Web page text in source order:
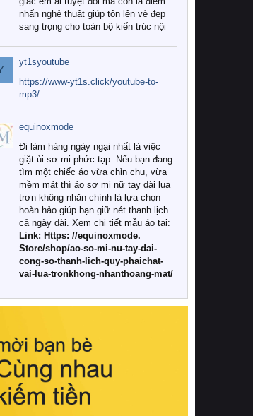
nhấn nghệ thuật giúp tôn lên vẻ đẹp
sang trọng cho toàn bộ kiến trúc nội
Tuy nhiên, giữa thị trường đa dạng
với vô vàn thương hiệu và mẫu mã
như hiện nay, làm thế nào để chọn
được những bộ chăn ga gối đệm cao
cấp thực sự chất lượng, phù hợp với
khí hậu và nhu cầu sử dụng của gia
đình? Hãy cùng chúng tôi đi tìm lời
giải đáp chi tiết qua bài viết dưới đây.
1. Tại sao các gia đình hiện đại lại ưa
chuộng chăn ga gối đệm cao cấp?
Khác với các dòng sản phẩm thông
thường, những bộ chăn ga gối đệm
cao cấp trải qua quy trình sản xuất
nghiêm ngặt từ khâu chọn lọc nguyên
liệu tự nhiên đến công nghệ dệt
nhuộm hiện đại không chứa hóa chất
này, bạn sẽ cảm nhận rõ rệt sự khác
hồi chuẩn xác của phần đệm nâng đỡ
cột sống.
Bên cạnh đó, việc lựa chọn các dòng
sản phẩm đạt chuẩn chất lượng quốc
tế còn giúp ngăn ngừa tình trạng kích
yt1syoutube
https://www-yt1s.click/youtube-to-
mp3/
equinoxmode
Đi làm hàng ngày ngại nhất là việc
giặt ủi sơ mi phức tạp. Nếu bạn đang
tìm một chiếc áo vừa chỉn chu, vừa
mềm mát thì áo sơ mi nữ tay dài lụa
trơn không nhăn chính là lựa chọn
hoàn hảo giúp bạn giữ nét thanh lịch
cả ngày dài. Xem chi tiết mẫu áo tại:
Link: Https: //equinoxmode.
Store/shop/ao-so-mi-nu-tay-dai-
cong-so-thanh-lich-quy-phaichat-
vai-lua-tronkhong-nhanthoang-mat/